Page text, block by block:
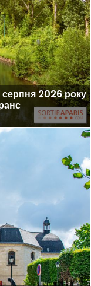
серпня 2026 року